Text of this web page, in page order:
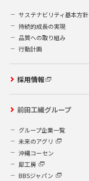
サステナビリティ基本方針
持続的成長の実現
品質への取り組み
行動計画
採用情報
前田工繊グループ
グループ企業一覧
未来のアグリ
沖縄コーセン
犀工房
BBSジャパン